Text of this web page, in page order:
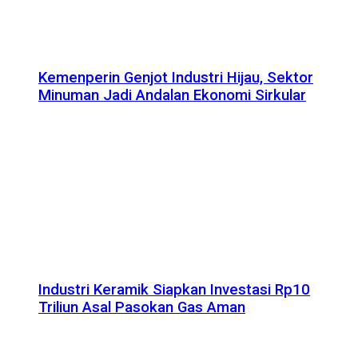
Kemenperin Genjot Industri Hijau, Sektor
Minuman Jadi Andalan Ekonomi Sirkular
Industri Keramik Siapkan Investasi Rp10
Triliun Asal Pasokan Gas Aman